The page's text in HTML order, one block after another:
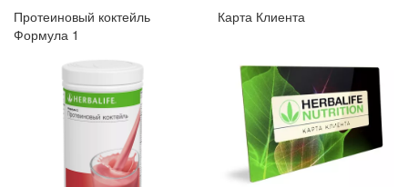
Протеиновый коктейль
Формула 1
Карта Клиента